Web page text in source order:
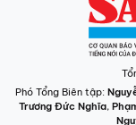
Phó Tổng Biên tập:
Trương Đức Nghĩa,